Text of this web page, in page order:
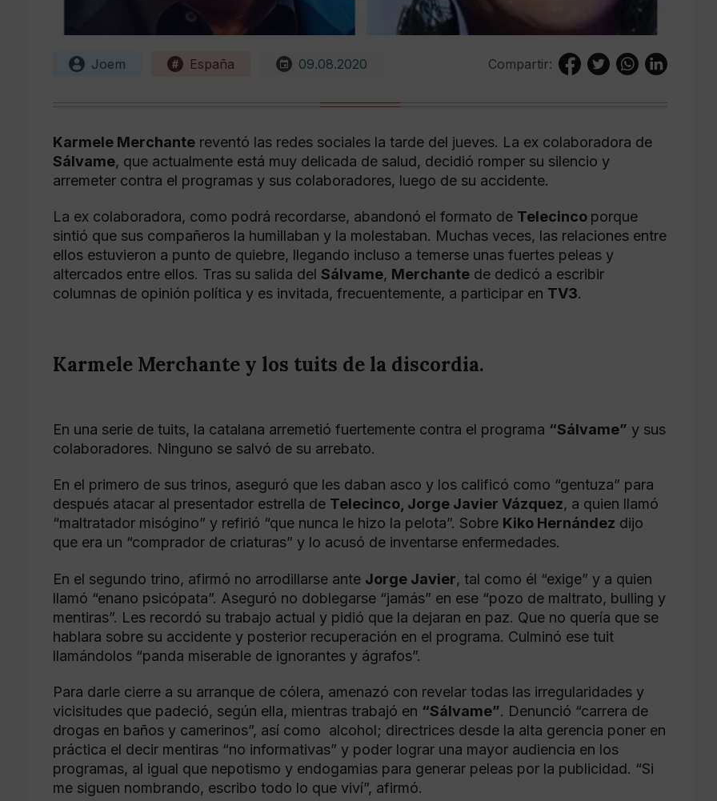
Joem España 09.08.2020 Compartir:
Karmele Merchante reventó las redes sociales la tarde del jueves. La ex colaboradora de
Sálvame, que actualmente está muy delicada de salud, decidió romper su silencio y
arremeter contra el programas y sus colaboradores, luego de su accidente.
La ex colaboradora, como podrá recordarse, abandonó el formato de Telecinco porque
sintió que sus compañeros la humillaban y la molestaban. Muchas veces, las relaciones entre
ellos estuvieron a punto de quiebre, llegando incluso a temerse unas fuertes peleas y
altercados entre ellos. Tras su salida del Sálvame, Merchante de dedicó a escribir
columnas de opinión política y es invitada, frecuentemente, a participar en TV3.
Karmele Merchante y los tuits de la discordia.
En una serie de tuits, la catalana arremetió fuertemente contra el programa “Sálvame” y sus
colaboradores. Ninguno se salvó de su arrebato.
En el primero de sus trinos, aseguró que les daban asco y los calificó como “gentuza” para
después atacar al presentador estrella de Telecinco, Jorge Javier Vázquez, a quien llamó
“maltratador misógino” y refirió “que nunca le hizo la pelota”. Sobre Kiko Hernández dijo
que era un “comprador de criaturas” y lo acusó de inventarse enfermedades.
En el segundo trino, afirmó no arrodillarse ante Jorge Javier, tal como él “exige” y a quien
llamó “enano psicópata”. Aseguró no doblegarse “jamás” en ese “pozo de maltrato, bulling y
mentiras”. Les recordó su trabajo actual y pidió que la dejaran en paz. Que no quería que se
hablara sobre su accidente y posterior recuperación en el programa. Culminó ese tuit
llamándolos “panda miserable de ignorantes y ágrafos”.
Para darle cierre a su arranque de cólera, amenazó con revelar todas las irregularidades y
vicisitudes que padeció, según ella, mientras trabajó en “Sálvame”. Denunció “carrera de
drogas en baños y camerinos”, así como alcohol; directrices desde la alta gerencia poner en
práctica el decir mentiras “no informativas” y poder lograr una mayor audiencia en los
programas, al igual que nepotismo y endogamias para generar peleas por la publicidad. “Si
me siguen nombrando, escribo todo lo que viví”, afirmó.